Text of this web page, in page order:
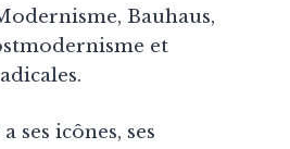
Bauhaus,
et
ses icônes, ses